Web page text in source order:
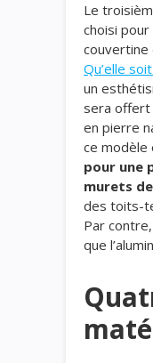
Le
choisi pour
couvertine
Qu’elle
un
sera offert
en pierre
ce
pour une
murets
des toits-
Par
que